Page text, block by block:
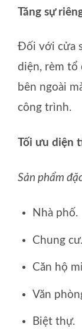
Tăng sự
Đối với cửa
diện, rèm tổ
bên ngoài
công trình.
Tối ưu diện
Sản phẩm
Nhà phố.
Chung cư.
Căn hộ
Văn
Biệt thự.